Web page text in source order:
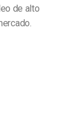
de alto